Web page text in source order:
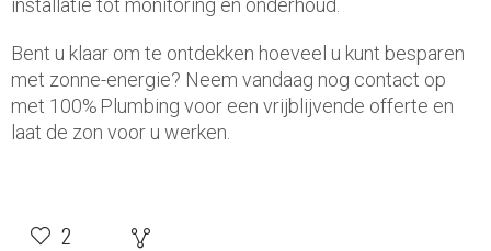
installatie tot monitoring en onderhoud.
Bent u klaar om te ontdekken hoeveel u kunt besparen
met zonne-energie? Neem vandaag nog contact op
met 100% Plumbing voor een vrijblijvende offerte en
laat de zon voor u werken.
2